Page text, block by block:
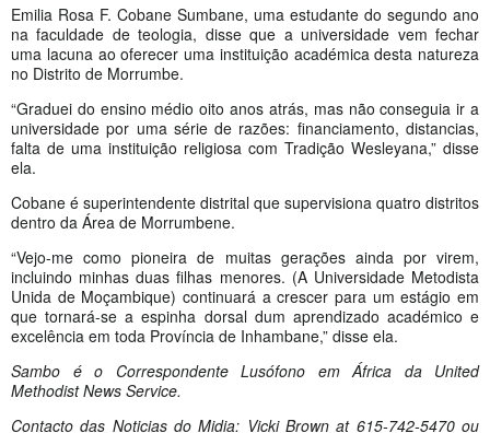
Emilia Rosa F. Cobane Sumbane, uma estudante do segundo ano
na faculdade de teologia, disse que a universidade vem fechar
uma lacuna ao oferecer uma instituição académica desta natureza
no Distrito de Morrumbe.
“Graduei do ensino médio oito anos atrás, mas não conseguia ir a
universidade por uma série de razões: financiamento, distancias,
falta de uma instituição religiosa com Tradição Wesleyana,” disse
ela.
Cobane é superintendente distrital que supervisiona quatro distritos
dentro da Área de Morrumbene.
“Vejo-me como pioneira de muitas gerações ainda por virem,
incluindo minhas duas filhas menores. (A Universidade Metodista
Unida de Moçambique) continuará a crescer para um estágio em
que tornará-se a espinha dorsal dum aprendizado académico e
excelência em toda Província de Inhambane,” disse ela.
Sambo é o Correspondente Lusófono em África da United
Methodist News Service.
Contacto das Noticias do Midia: Vicki Brown at 615-742-5470 ou